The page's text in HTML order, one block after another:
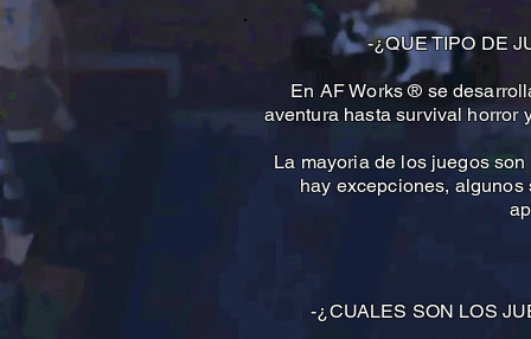
-¿QUE TIPO DE
En AF Works ® se
aventura hasta survival horror
La mayoria de los juegos
hay excepciones, algunos
-¿CUALES SON LOS